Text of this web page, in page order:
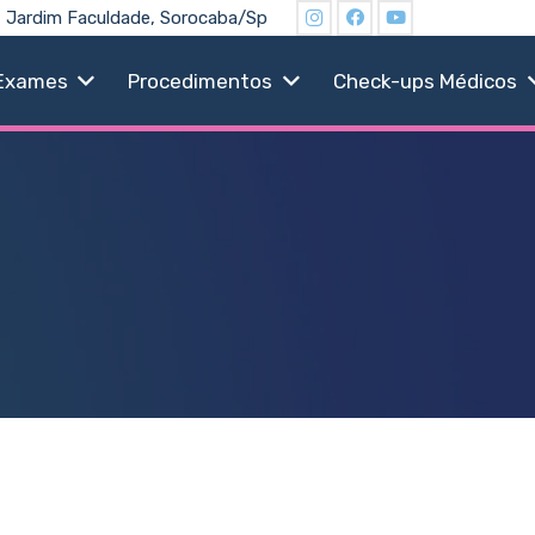
Jardim Faculdade, Sorocaba/Sp
Procedimentos Check-ups Médicos